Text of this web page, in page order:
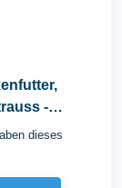
-
dieses